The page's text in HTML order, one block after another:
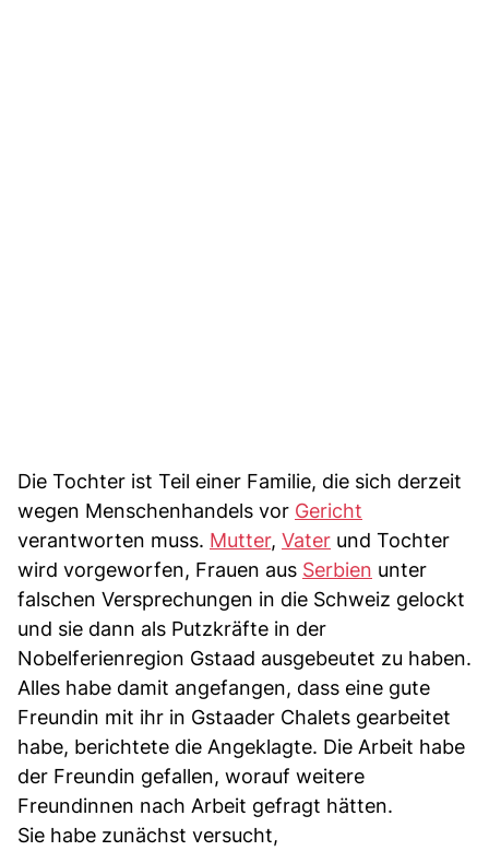
Die Tochter ist Teil einer Familie, die sich derzeit
wegen Menschenhandels vor Gericht
verantworten muss. Mutter, Vater und Tochter
wird vorgeworfen, Frauen aus Serbien unter
falschen Versprechungen in die Schweiz gelockt
und sie dann als Putzkräfte in der
Nobelferienregion Gstaad ausgebeutet zu haben.
Alles habe damit angefangen, dass eine gute
Freundin mit ihr in Gstaader Chalets gearbeitet
habe, berichtete die Angeklagte. Die Arbeit habe
der Freundin gefallen, worauf weitere
Freundinnen nach Arbeit gefragt hätten.
Sie habe zunächst versucht,